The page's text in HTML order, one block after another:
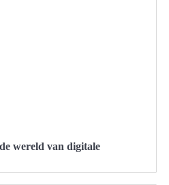
wereld van digitale